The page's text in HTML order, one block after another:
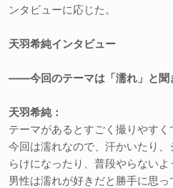
ンタビューに応じた。
天羽希純インタビュー
――今回のテーマは「濡れ」と聞
天羽希純：
テーマがあるとすごく撮りやすく
今回は濡れなので、汗かいたり
らけになったり、普段やらないよ
男性は濡れが好きだと勝手に思